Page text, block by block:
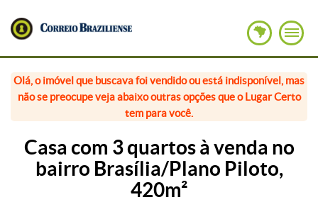
Olá, o imóvel que buscava foi vendido ou está indisponível, mas
não se preocupe veja abaixo outras opções que o Lugar Certo
tem para você.
Casa com 3 quartos à venda no
bairro Brasília/Plano Piloto,
420m²